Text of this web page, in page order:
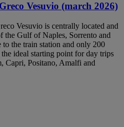
Vesuvio (march 2026)
Vesuvio is centrally located and
the Gulf of Naples, Sorrento and
the train station and only 200
ideal starting point for day trips
Capri, Positano, Amalfi and